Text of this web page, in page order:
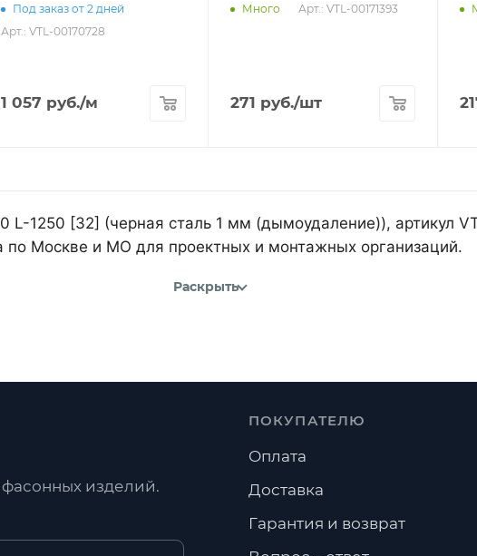
Под заказ от 2 дней
Арт.: VTL-00170728
1 057 руб./м
Много Арт.: VTL-00171393
271 руб./шт
L-1250 [32] (черная сталь 1 мм (дымоудаление)), артикул
Москве и МО для проектных и монтажных организаций.
Раскрыть
изделий.
ПОКУПАТЕЛЮ
Оплата
Доставка
Гарантия и возврат